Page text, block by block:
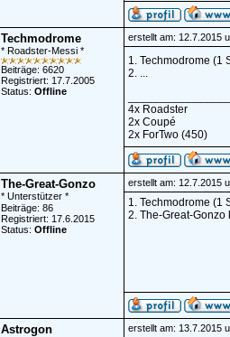
Techmodrome
* Roadster-Messi *
Beiträge: 6620
Registriert: 17.7.2005
Status: Offline
erstellt am: 12.7.2015
1. Techmodrome (1
2. ...
4x Roadster
2x Coupé
2x ForTwo (450)
The-Great-Gonzo
* Unterstützer *
Beiträge: 86
Registriert: 17.6.2015
Status: Offline
erstellt am: 12.7.2015
1. Techmodrome (1
2. The-Great-
Astrogon erstellt am: 13.7.2015